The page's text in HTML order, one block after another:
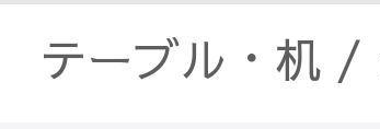
テーブル・机 /